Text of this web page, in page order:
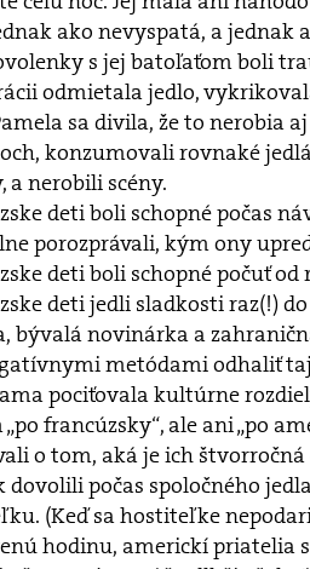
ako nevyspatá, a jednak
s jej batoľaťom boli
odmietala jedlo,
sa divila, že to nerobia
konzumovali rovnaké
a nerobili scény.
deti boli schopné počas
porozprávali, kým ony
deti boli schopné počuť od
deti jedli sladkosti raz(!)
bývalá novinárka a
metódami odhaliť
pociťovala kultúrne
francúzsky“, ale ani „po
o tom, aká je ich
dovolili počas spoločného
(Keď sa hostiteľke
hodinu, americkí priatelia